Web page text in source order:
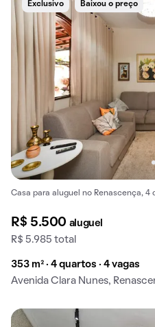
Exclusivo Baixou o preço
Casa para aluguel no Renascença, 4
R$ 5.500 aluguel
R$ 5.985 total
353 m² · 4 quartos · 4 vagas
Avenida Clara Nunes,